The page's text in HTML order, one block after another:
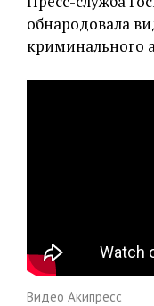
обнародовала
криминального
Видео Акипресс